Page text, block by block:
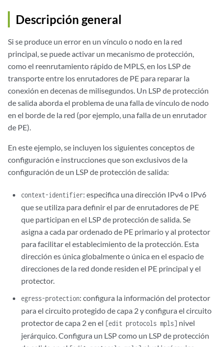
Descripción general
Si se produce un error en un vínculo o nodo en la red
principal, se puede activar un mecanismo de protección,
como el reenrutamiento rápido de MPLS, en los LSP de
transporte entre los enrutadores de PE para reparar la
conexión en decenas de milisegundos. Un LSP de protección
de salida aborda el problema de una falla de vínculo de nodo
en el borde de la red (por ejemplo, una falla de un enrutador
de PE).
En este ejemplo, se incluyen los siguientes conceptos de
configuración e instrucciones que son exclusivos de la
configuración de un LSP de protección de salida:
context-identifier: especifica una dirección IPv4 o IPv6
que se utiliza para definir el par de enrutadores de PE
que participan en el LSP de protección de salida. Se
asigna a cada par ordenado de PE primario y al protector
para facilitar el establecimiento de la protección. Esta
dirección es única globalmente o única en el espacio de
direcciones de la red donde residen el PE principal y el
protector.
egress-protection: configura la información del protector
para el circuito protegido de capa 2 y configura el circuito
protector de capa 2 en el [edit protocols mpls] nivel
jerárquico. Configura un LSP como un LSP de protección